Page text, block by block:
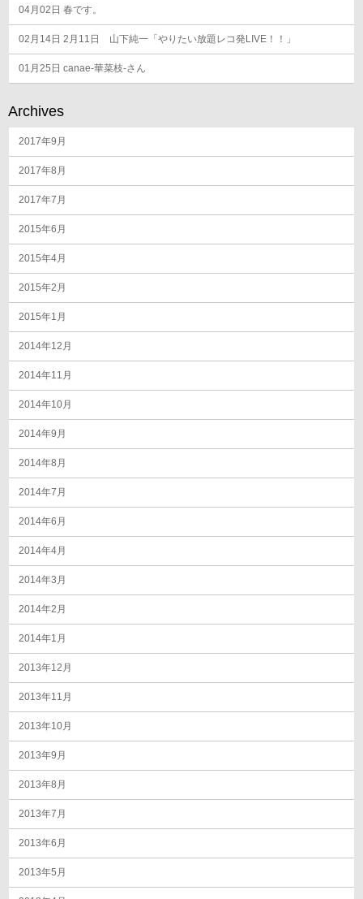
04月02日 春です。
02月14日 2月11日 山下純一「やりたい放題レコ発LIVE！！」
01月25日 canae-華菜枝-さん
Archives
2017年9月
2017年8月
2017年7月
2015年6月
2015年4月
2015年2月
2015年1月
2014年12月
2014年11月
2014年10月
2014年9月
2014年8月
2014年7月
2014年6月
2014年4月
2014年3月
2014年2月
2014年1月
2013年12月
2013年11月
2013年10月
2013年9月
2013年8月
2013年7月
2013年6月
2013年5月